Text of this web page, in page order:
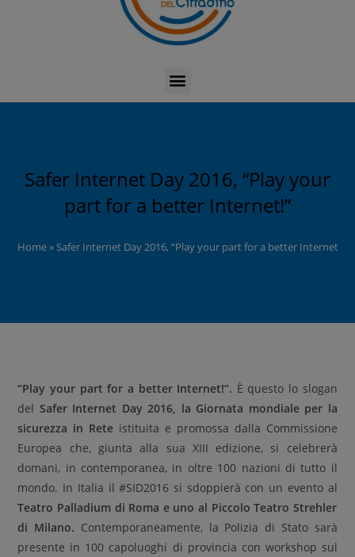
Safer Internet Day 2016, “Play your
part for a better Internet!”
Home» Safer Internet Day 2016, “Play your part for a better Internet!”
“Play your part for a better Internet!”. È questo lo slogan
del Safer Internet Day 2016, la Giornata mondiale per la
sicurezza in Rete istituita e promossa dalla Commissione
Europea che, giunta alla sua XIII edizione, si celebrerà
domani, in contemporanea, in oltre 100 nazioni di tutto il
mondo. In Italia il #SID2016 si sdoppierà con un evento al
Teatro Palladium di Roma e uno al Piccolo Teatro Strehler
di Milano. Contemporaneamente, la Polizia di Stato sarà
presente in 100 capoluoghi di provincia con workshop sul